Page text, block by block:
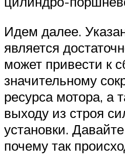
Идем далее.
является
может привести к
значительному
ресурса мотора, а
выходу из строя
установки.
почему так